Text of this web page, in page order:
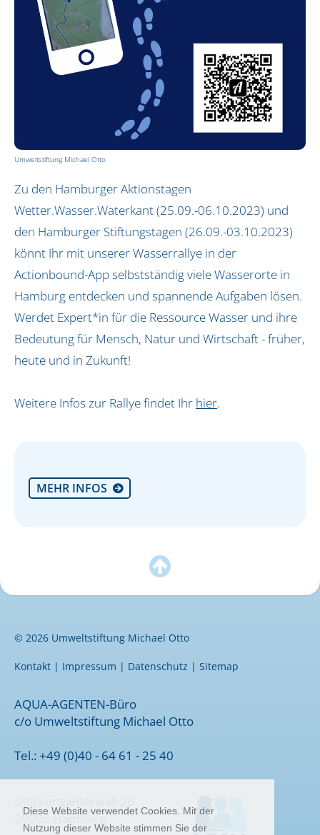
Diese Website verwendet Cookies. Mit der
Nutzung dieser Website stimmen Sie der
BNE / SDGs
Pädagogisches Leitbild
Auszeichnungen
Biosphärenreservat Flusslandschaft Elbe-
Biosphärenband Schaalsee-Elbe
Dithmarschen
Erfurt
Hamburg
Jena und Weimar
Koblenz
Köln, Pulheim und Frechen
Naturpark Dahme-Heideseen
Oldenburg und Ostfriesland
Rhein-Taunus
Schleswig-Holstein
Siegburg
Südholstein
Über uns
Infos
Umweltstiftung Michael Otto
Zu den Hamburger Aktionstagen
Wetter.Wasser.Waterkant (25.09.-06.10.2023) und
den Hamburger Stiftungstagen (26.09.-03.10.2023)
könnt Ihr mit unserer Wasserrallye in der
Actionbound-App selbstständig viele Wasserorte in
Hamburg entdecken und spannende Aufgaben lösen.
Werdet Expert*in für die Ressource Wasser und ihre
Bedeutung für Mensch, Natur und Wirtschaft - früher,
heute und in Zukunft!
Weitere Infos zur Rallye findet Ihr hier.
MEHR INFOS 

© 2026 Umweltstiftung Michael Otto
Kontakt | Impressum | Datenschutz | Sitemap
AQUA-AGENTEN-Büro
c/o Umweltstiftung Michael Otto
Tel.: +49 (0)40 - 64 61 - 25 40
20095 Hamburg